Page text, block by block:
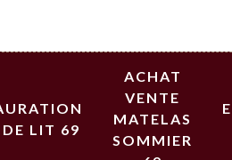
LIT 69
ACHAT
VENTE
MATELAS
SOMMIER